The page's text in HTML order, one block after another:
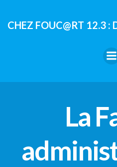
CHEZ FOUC@RT 12.3 :
La